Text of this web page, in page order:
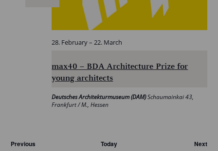
max40 – BDA Architecture Prize for
young architects
28. February–22. March
Deutsches Architekturmuseum (DAM)Schaumainkai 43,
Frankfurt / M., Hessen
Previous Today
Next